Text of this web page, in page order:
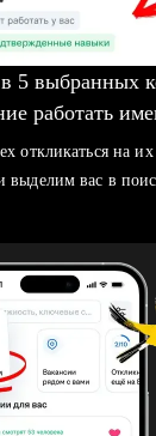
5 выбранных
работать
откликаться на
выделим вас в